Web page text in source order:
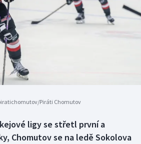
Piráti Chomutov
ligy se střetl první a
Chomutov se na ledě Sokolova